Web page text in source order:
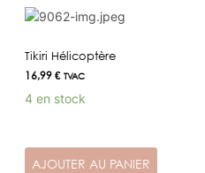
Tikiri Hélicoptère
16,99€ TVAC
4 en stock
AJOUTER AU PANIER